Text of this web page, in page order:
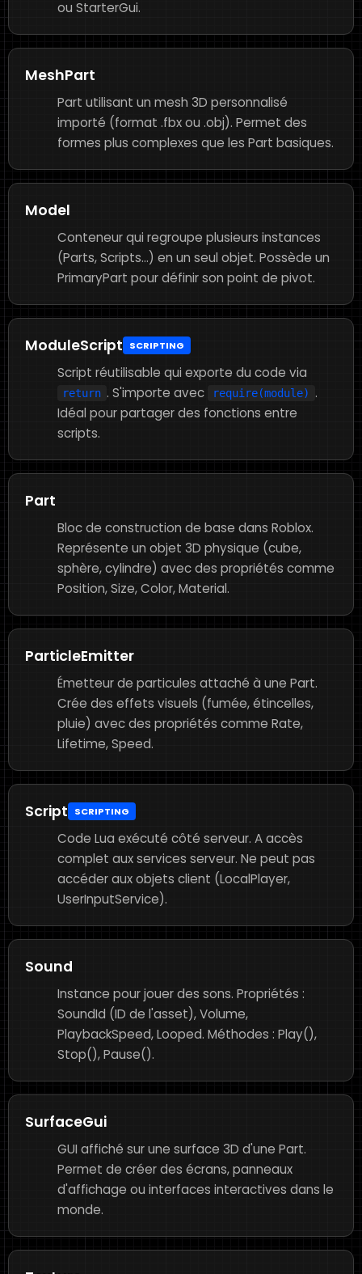
ou StarterGui.
MeshPart
Part utilisant un mesh 3D personnalisé
importé (format .fbx ou .obj). Permet des
formes plus complexes que les Part basiques.
Model
Conteneur qui regroupe plusieurs instances
(Parts, Scripts...) en un seul objet. Possède un
PrimaryPart pour définir son point de pivot.
ModuleScript SCRIPTING
Script réutilisable qui exporte du code via
return . S'importe avec require(module)
.
Idéal pour partager des fonctions entre
scripts.
Part
Bloc de construction de base dans Roblox.
Représente un objet 3D physique (cube,
sphère, cylindre) avec des propriétés comme
Position, Size, Color, Material.
ParticleEmitter
Émetteur de particules attaché à une Part.
Crée des effets visuels (fumée, étincelles,
pluie) avec des propriétés comme Rate,
Lifetime, Speed.
Script SCRIPTING
Code Lua exécuté côté serveur. A accès
complet aux services serveur. Ne peut pas
accéder aux objets client (LocalPlayer,
UserInputService).
Sound
Instance pour jouer des sons. Propriétés :
SoundId (ID de l'asset), Volume,
PlaybackSpeed, Looped. Méthodes : Play(),
Stop(), Pause().
SurfaceGui
GUI affiché sur une surface 3D d'une Part.
Permet de créer des écrans, panneaux
d'affichage ou interfaces interactives dans le
monde.